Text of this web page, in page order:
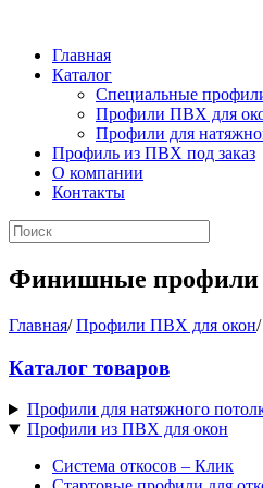
Главная
Каталог
Специальные
Профили ПВХ для
Профили для
Профиль из ПВХ под заказ
О компании
Контакты
Финишные профили
Главная/ Профили ПВХ для окон/
Каталог товаров
Профили для натяжного
Профили из ПВХ для окон
Система откосов – Клик